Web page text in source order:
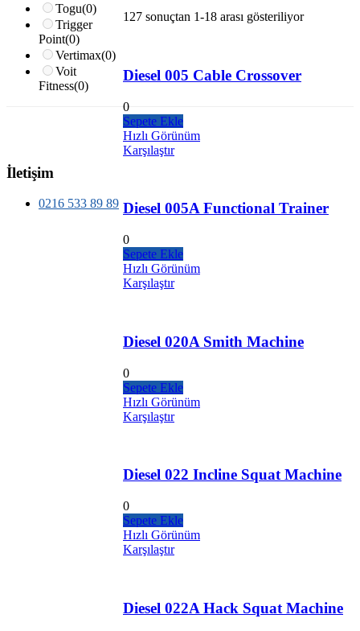
127 sonuçtan 1-18 arası gösteriliyor
Diesel 005 Cable Crossover
0
Sepete Ekle
Hızlı Görünüm
Karşılaştır
Diesel 005A Functional Trainer
0
Sepete Ekle
Hızlı Görünüm
Karşılaştır
Diesel 020A Smith Machine
0
Sepete Ekle
Hızlı Görünüm
Karşılaştır
Diesel 022 Incline Squat Machine
0
Sepete Ekle
Hızlı Görünüm
Karşılaştır
Diesel 022A Hack Squat Machine
Togu(0)
Trigger
Point(0)
Vertimax(0)
Voit
Fitness(0)
İletişim
0216 533 89 89